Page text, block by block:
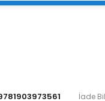
İade